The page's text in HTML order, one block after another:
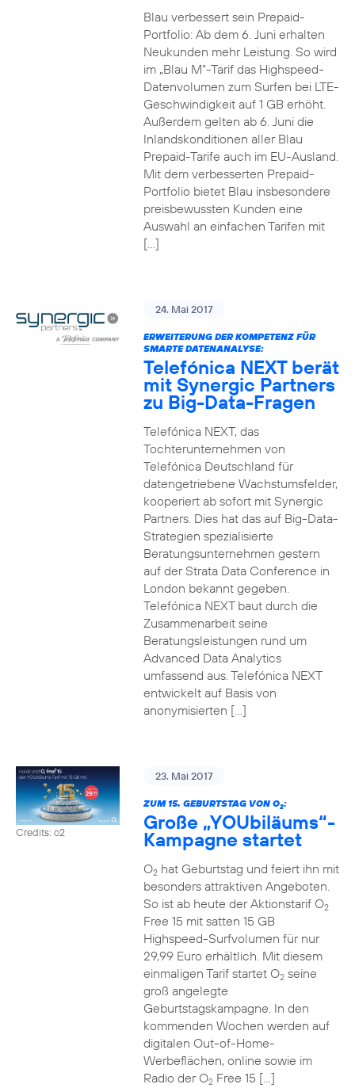
Blau verbessert sein Prepaid-
Portfolio: Ab dem 6. Juni erhalten
Neukunden mehr Leistung. So wird
im „Blau M“-Tarif das Highspeed-
Datenvolumen zum Surfen bei LTE-
Geschwindigkeit auf 1 GB erhöht.
Außerdem gelten ab 6. Juni die
Inlandskonditionen aller Blau
Prepaid-Tarife auch im EU-Ausland.
Mit dem verbesserten Prepaid-
Portfolio bietet Blau insbesondere
preisbewussten Kunden eine
Auswahl an einfachen Tarifen mit
[…]
24. Mai 2017
ERWEITERUNG DER KOMPETENZ FÜR
SMARTE DATENANALYSE:
Telefónica NEXT berät
mit Synergic Partners
zu Big-Data-Fragen
Telefónica NEXT, das
Tochterunternehmen von
Telefónica Deutschland für
datengetriebene Wachstumsfelder,
kooperiert ab sofort mit Synergic
Partners. Dies hat das auf Big-Data-
Strategien spezialisierte
Beratungsunternehmen gestern
auf der Strata Data Conference in
London bekannt gegeben.
Telefónica NEXT baut durch die
Zusammenarbeit seine
Beratungsleistungen rund um
Advanced Data Analytics
umfassend aus. Telefónica NEXT
entwickelt auf Basis von
anonymisierten […]
Credits: o2
23. Mai 2017
ZUM 15. GEBURTSTAG VON O2:
Große „YOUbiläums“-
Kampagne startet
O2hat Geburtstag und feiert ihn mit
besonders attraktiven Angeboten.
So ist ab heute der Aktionstarif O2
Free 15 mit satten 15 GB
Highspeed-Surfvolumen für nur
29,99 Euro erhältlich. Mit diesem
einmaligen Tarif startet O2seine
groß angelegte
Geburtstagskampagne. In den
kommenden Wochen werden auf
digitalen Out-of-Home-
Werbeflächen, online sowie im
Radio der O2Free 15 […]